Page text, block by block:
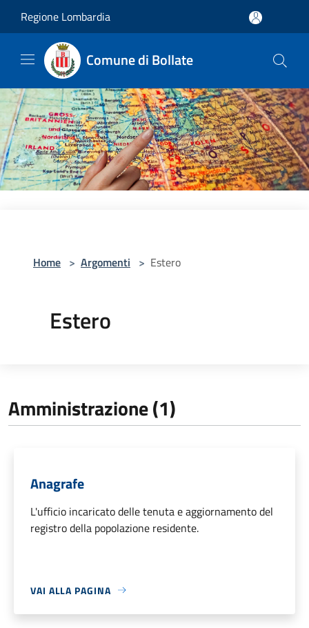
Regione Lombardia
Comune di Bollate
Home > Argomenti > Estero
Estero
Amministrazione (1)
Anagrafe
L'ufficio incaricato delle tenuta e aggiornamento del
registro della popolazione residente.
VAI ALLA PAGINA